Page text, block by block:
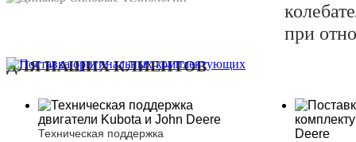
при
ДЛЯ НАШИХ КЛИЕНТОВ
Техническая поддержка